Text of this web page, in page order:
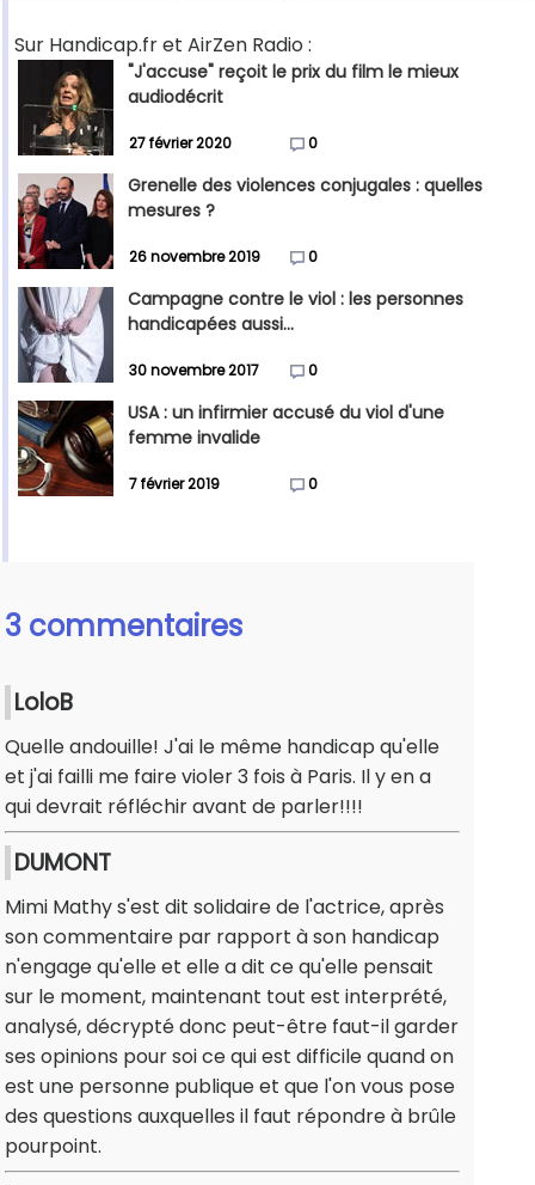
Sur Handicap.fr et AirZen Radio :
"J'accuse" reçoit le prix du film le mieux
audiodécrit
27 février 2020 0
Grenelle des violences conjugales : quelles
mesures ?
26 novembre 2019 0
Campagne contre le viol : les personnes
handicapées aussi...
30 novembre 2017 0
USA : un infirmier accusé du viol d'une
femme invalide
7 février 2019 0
3 commentaires
LoloB
Quelle andouille! J'ai le même handicap qu'elle
et j'ai failli me faire violer 3 fois à Paris. Il y en a
qui devrait réfléchir avant de parler!!!!
DUMONT
Mimi Mathy s'est dit solidaire de l'actrice, après
son commentaire par rapport à son handicap
n'engage qu'elle et elle a dit ce qu'elle pensait
sur le moment, maintenant tout est interprété,
analysé, décrypté donc peut-être faut-il garder
ses opinions pour soi ce qui est difficile quand on
est une personne publique et que l'on vous pose
des questions auxquelles il faut répondre à brûle
pourpoint.